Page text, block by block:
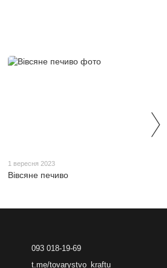
1 вересня 2023
Вівсяне печиво
093 018-19-69
t.me/tovarystvo_kraftu